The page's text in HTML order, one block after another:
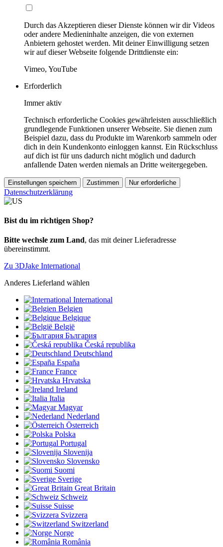
Durch das Akzeptieren dieser Dienste können wir dir Videos
oder andere Medieninhalte anzeigen, die von externen
Anbietern gehostet werden. Mit deiner Einwilligung setzen
wir auf dieser Webseite folgende Drittdienste ein:
Vimeo, YouTube
Erforderlich
Immer aktiv
Technisch erforderliche Cookies gewährleisten ausschließlich
grundlegende Funktionen unserer Webseite. Sie dienen zum
Beispiel dazu, dass du Produkte im Warenkorb sammeln oder
dich in dein Kundenkonto einloggen kannst. Ein Rückschluss
auf dich ist für uns dadurch nicht möglich und dadurch
anfallende Daten werden niemals an Dritte weitergegeben.
Einstellungen speichern Zustimmen Nur erforderliche
Datenschutzerklärung
Bist du im richtigen Shop?
Bitte wechsle zum Land, das mit deiner Lieferadresse
übereinstimmt.
Zu 3DJake International
Anderes Lieferland wählen
International
Belgien
Belgique
België
България
Česká republika
Deutschland
España
France
Hrvatska
Ireland
Italia
Magyar
Nederland
Österreich
Polska
Portugal
Slovenija
Slovensko
Suomi
Sverige
Great Britain
Schweiz
Suisse
Svizzera
Switzerland
Norge
România